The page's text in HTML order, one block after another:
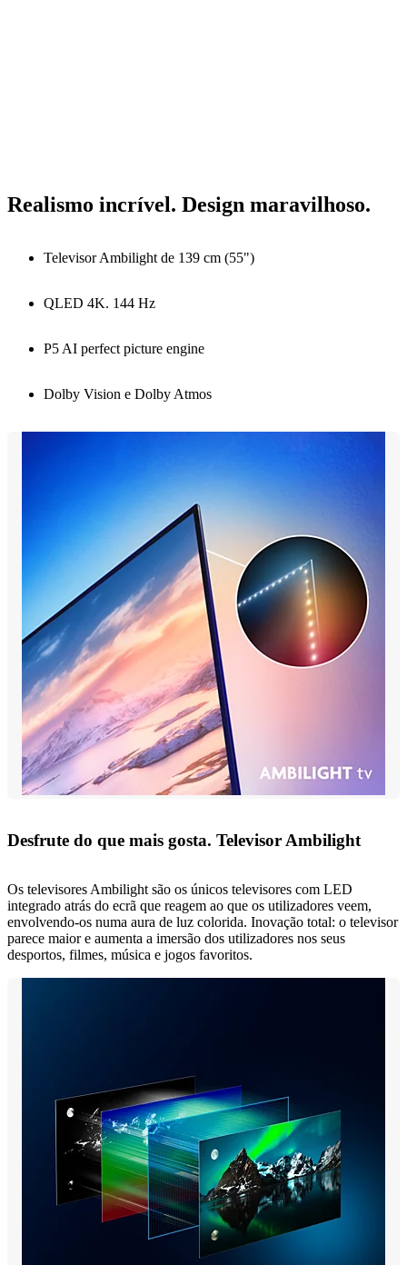
Realismo incrível. Design maravilhoso.
Televisor Ambilight de 139 cm (55")
QLED 4K. 144 Hz
P5 AI perfect picture engine
Dolby Vision e Dolby Atmos
Desfrute do que mais gosta. Televisor Ambilight
Os televisores Ambilight são os únicos televisores com LED
integrado atrás do ecrã que reagem ao que os utilizadores veem,
envolvendo-os numa aura de luz colorida. Inovação total: o televisor
parece maior e aumenta a imersão dos utilizadores nos seus
desportos, filmes, música e jogos favoritos.